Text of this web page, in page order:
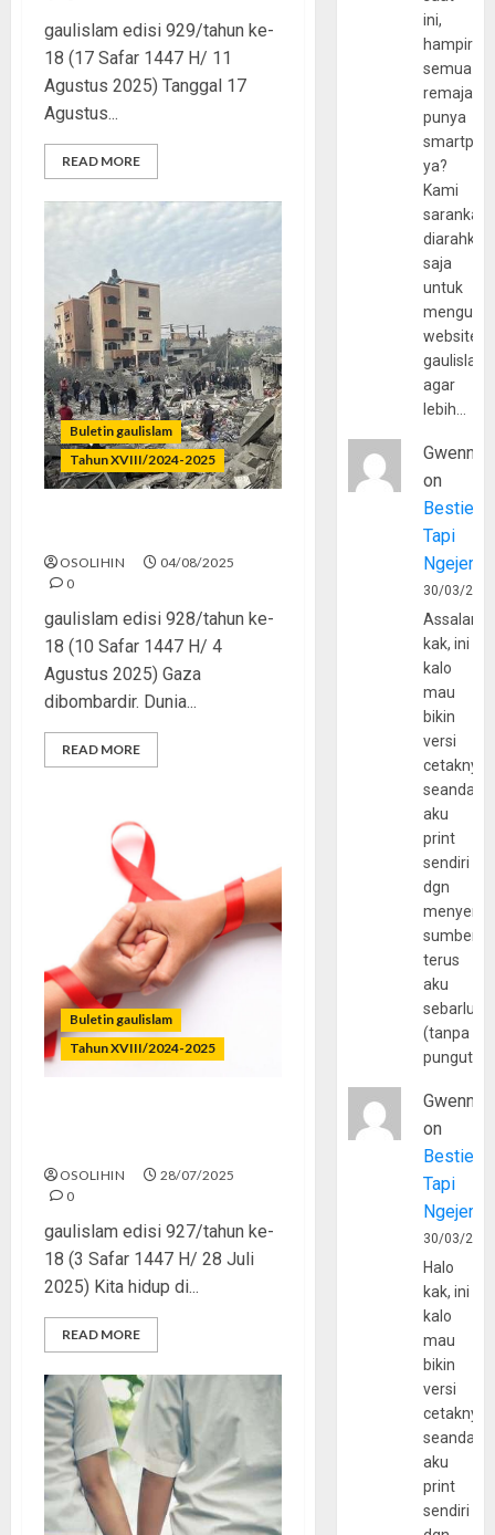
gaulislam edisi 929/tahun ke-
18 (17 Safar 1447 H/ 11
Agustus 2025) Tanggal 17
Agustus...
READ MORE
Buletin gaulislam
Tahun XVIII/2024-2025
OSOLIHIN
04/08/2025
0
gaulislam edisi 928/tahun ke-
18 (10 Safar 1447 H/ 4
Agustus 2025) Gaza
dibombardir. Dunia...
READ MORE
Buletin gaulislam
Tahun XVIII/2024-2025
OSOLIHIN
28/07/2025
0
gaulislam edisi 927/tahun ke-
18 (3 Safar 1447 H/ 28 Juli
2025) Kita hidup di...
READ MORE
ini,
hampir
semua
remaja
punya
ya?
Kami
sarankan,
diarahkan
saja
untuk
website
agar
lebih…
Gwenny
on
Bestie
Tapi
30/03/
kak, ini
kalo
mau
bikin
versi
cetaknya
aku
print
sendiri
dgn
sumber
terus
aku
(tanpa
Gwenny
on
Bestie
Tapi
30/03/
Halo
kak, ini
kalo
mau
bikin
versi
cetaknya
aku
print
sendiri